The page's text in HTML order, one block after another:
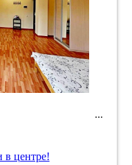
в центре!